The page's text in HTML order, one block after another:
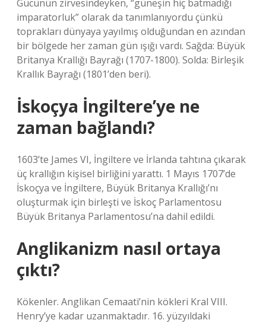
Gücünün zirvesindeyken, “güneşin hiç batmadığı
imparatorluk” olarak da tanımlanıyordu çünkü
toprakları dünyaya yayılmış olduğundan en azından
bir bölgede her zaman gün ışığı vardı. Sağda: Büyük
Britanya Krallığı Bayrağı (1707-1800). Solda: Birleşik
Krallık Bayrağı (1801’den beri).
İskoçya İngiltere’ye ne
zaman bağlandı?
1603’te James VI, İngiltere ve İrlanda tahtına çıkarak
üç krallığın kişisel birliğini yarattı. 1 Mayıs 1707’de
İskoçya ve İngiltere, Büyük Britanya Krallığı’nı
oluşturmak için birleşti ve İskoç Parlamentosu
Büyük Britanya Parlamentosu’na dahil edildi.
Anglikanizm nasıl ortaya
çıktı?
Kökenler. Anglikan Cemaati’nin kökleri Kral VIII.
Henry’ye kadar uzanmaktadır. 16. yüzyıldaki